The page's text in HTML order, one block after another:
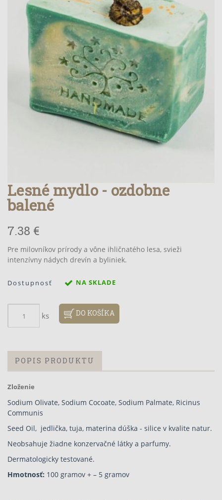
Lesné mydlo - ozdobne
balené
7.38 €
Pre milovníkov prírody a vône ihličnatého lesa, svieži
intenzívny nádych drevín a byliniek.
Dostupnosť NA SKLADE
ks DO KOŠÍKA
POPIS PRODUKTU
Zloženie
Sodium Olivate, Sodium Cocoate, Sodium Palmate, Ricinus
Communis
Seed Oil, jedlička, tuja, materina dúška - silice v kvalite natur.
Neobsahuje žiadne konzervačné látky a parfumy.
Dermatologicky testované.
Hmotnosť: 100 gramov + – 5 gramov